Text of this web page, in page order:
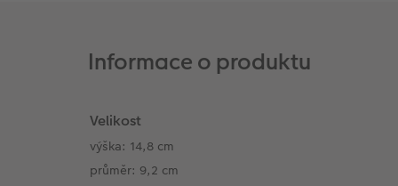
Informace o produktu
Velikost
výška: 14,8 cm
průměr: 9,2 cm